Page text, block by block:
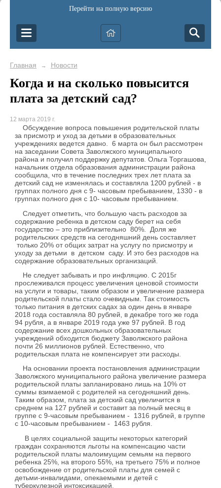
Перейти на полную версию
Главная → Новости
Когда и на сколько повысится
плата за детский сад?
12 марта 2019 г.
Обсуждение вопроса повышения родительской платы
за присмотр и уход за детьми в образовательных
учреждениях ведется давно. 6 марта он был рассмотрен
на заседании Совета Заволжского муниципального
района и получил поддержку депутатов. Ольга Торгашова,
начальник отдела образования администрации района
сообщила, что в течение последних трех лет плата за
детский сад не изменялась и составляла 1200 рублей - в
группах полного дня с 9- часовым пребыванием, 1330 - в
группах полного дня с 10- часовым пребыванием.
Следует отметить, что большую часть расходов за
содержание ребенка в детском саду берет на себя
государство – это приблизительно 80%. Доля же
родительских средств на сегодняшний день составляет
только 20% от общих затрат на услугу по присмотру и
уходу за детьми в детском саду. И это без расходов на
содержание образовательных организаций.
Не следует забывать и про инфляцию. С 2015г
прослеживался процесс увеличения ценовой стоимости
на услуги и товары, таким образом и увеличение размера
родительской платы стало очевидным. Так стоимость
только питания в детских садах за один день в январе
2018 года составляла 80 рублей, в декабре того же года
94 рубля, а в январе 2019 года уже 97 рублей. В год
содержание всех дошкольных образовательных
учреждений обходится бюджету Заволжского района
почти 26 миллионов рублей. Естественно, что
родительская плата не компенсирует эти расходы.
На основании проекта постановления администрации
Заволжского муниципального района увеличение размера
родительской платы запланировано лишь на 10% от
суммы взимаемой с родителей на сегодняшний день.
Таким образом, плата за детский сад увеличится в
среднем на 127 рублей и составит за полный месяц в
группе с 9-часовым пребыванием - 1316 рублей, в группе
с 10-часовым пребыванием - 1463 рубля.
В целях социальной защиты некоторых категорий
граждан сохраняются льготы на компенсацию части
родительской платы малоимущим семьям на первого
ребенка 25%, на второго 55%, на третьего 75% и полное
освобождение от родительской платы для семей с
детьми-инвалидами, опекаемыми и детей с
туберкулезной интоксикацией.